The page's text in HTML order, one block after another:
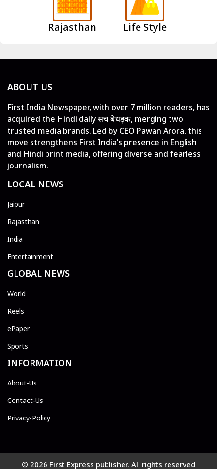
Rajasthan Life Style
ABOUT US
First India Newspaper, with over 7 million readers, has
acquired the Hindi daily सच बेधड़क, merging two
trusted media brands. Led by CEO Pawan Arora, this
move strengthens First India’s presence in English
and Hindi print media, offering diverse and fearless
journalism.
LOCAL NEWS
Jaipur
Rajasthan
India
Entertainment
GLOBAL NEWS
World
Reels
ePaper
Sports
INFORMATION
About-Us
Contact-Us
Privacy-Policy
© 2026 First Express publisher. All rights reserved